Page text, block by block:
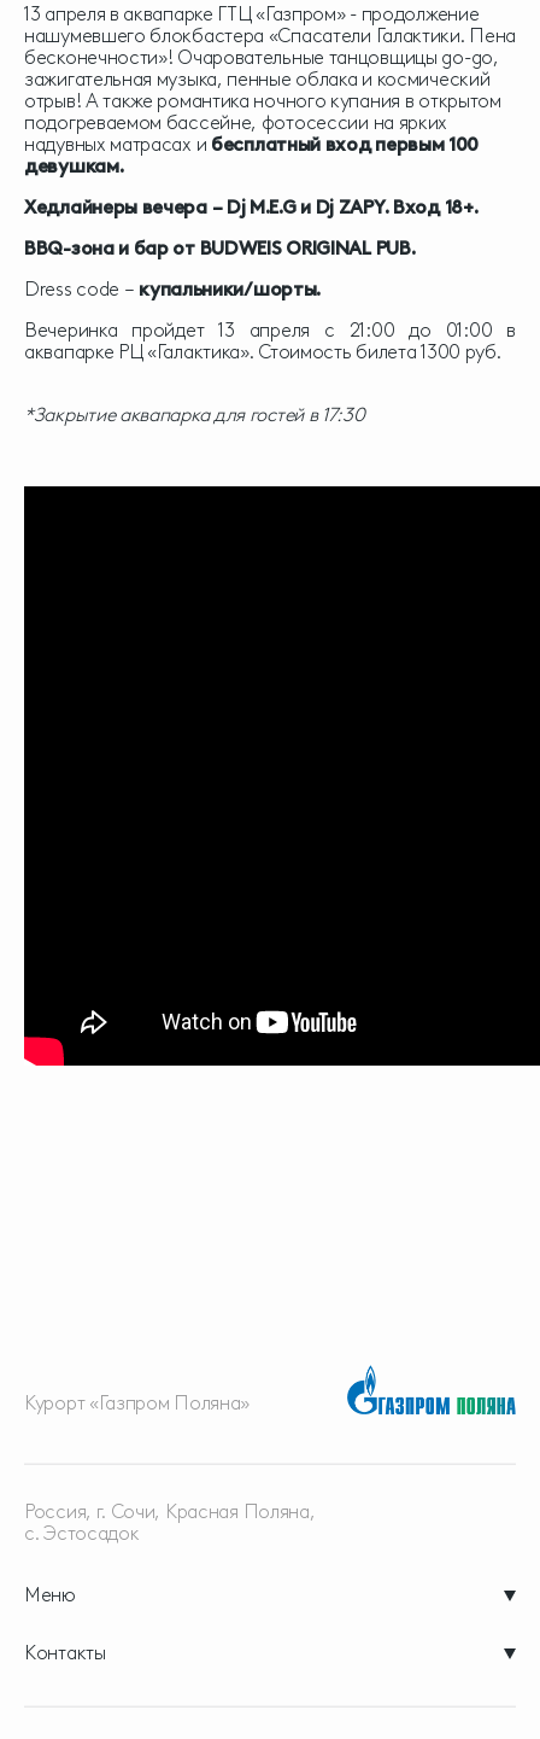
13 апреля в аквапарке ГТЦ «Газпром» - продолжение
нашумевшего блокбастера «Спасатели Галактики. Пена
бесконечности»! Очаровательные танцовщицы go-go,
зажигательная музыка, пенные облака и космический
отрыв! А также романтика ночного купания в открытом
подогреваемом бассейне, фотосессии на ярких
надувных матрасах и бесплатный вход первым 100
девушкам.
Хедлайнеры вечера – Dj M.E.G и Dj ZAPY. Вход 18+.
BBQ-зона и бар от BUDWEIS ORIGINAL PUB.
Dress code – купальники/шорты.
Вечеринка пройдет 13 апреля с 21:00 до 01:00 в
аквапарке РЦ «Галактика». Стоимость билета 1300 руб.
*Закрытие аквапарка для гостей в 17:30
Курорт «Газпром Поляна»
Меню
Россия, г. Сочи, Красная Поляна,
с. Эстосадок
Контакты